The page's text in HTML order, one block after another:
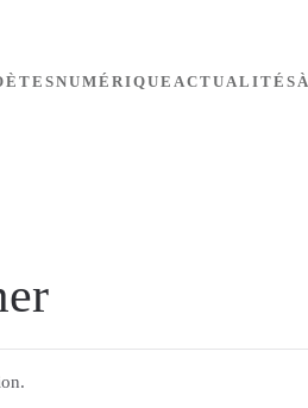
NUMÉRIQUE ACTUALITÉS